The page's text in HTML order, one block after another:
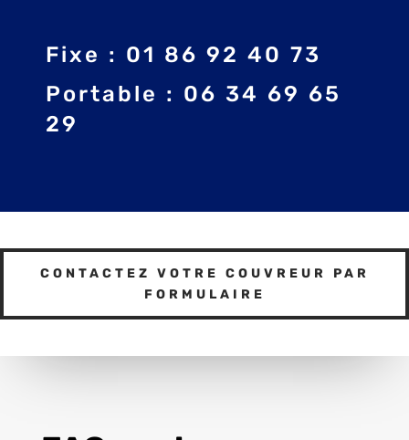
Fixe : 01 86 92 40 73
Portable : 06 34 69 65
29
CONTACTEZ VOTRE COUVREUR PAR
FORMULAIRE